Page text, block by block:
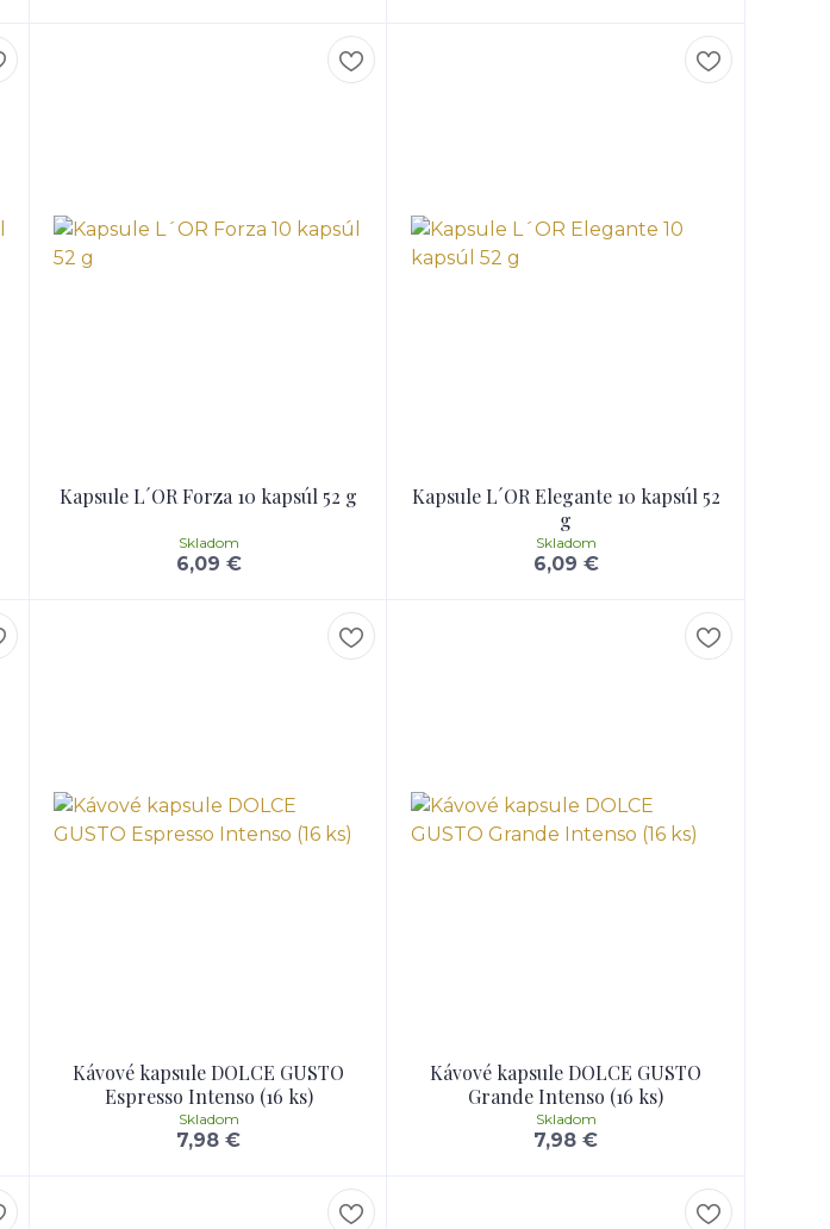
Kapsule L´OR Forza 10 kapsúl 52 g
6,09 €
Skladom
Kapsule L´OR Elegante 10 kapsúl 52
g
6,09 €
Skladom
Kávové kapsule DOLCE GUSTO
Espresso Intenso (16 ks)
7,98 €
Skladom
Kávové kapsule DOLCE GUSTO
Grande Intenso (16 ks)
7,98 €
Skladom